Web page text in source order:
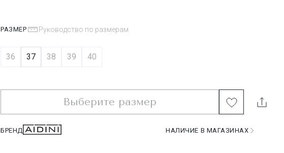
РАЗМЕР Руководство по размерам
36 37 38 39 40
Выберите размер
БРЕНД НАЛИЧИЕ В МАГАЗИНАХ